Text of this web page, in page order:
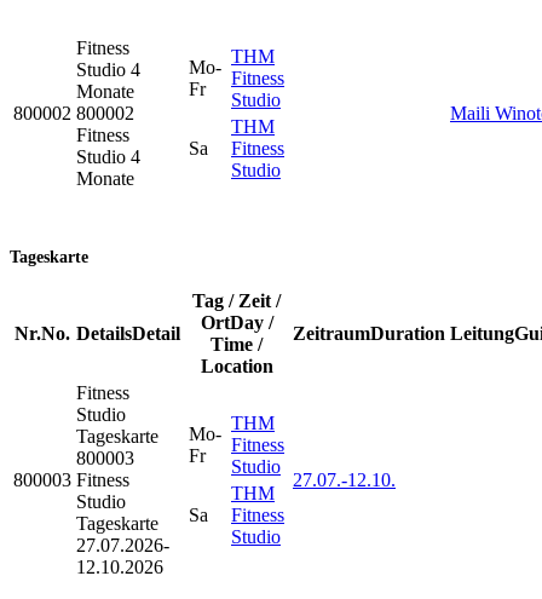
800002
Fitness
Studio 4
Monate
800002
Fitness
Studio 4
Monate
Mo-
Fr
THM
Fitness
Studio
Sa
THM
Fitness
Studio
Maili
Tageskarte
Nr.No. DetailsDetail
Tag / Zeit /
OrtDay /
Time /
Location
ZeitraumDuration Leitung
800003
Fitness
Studio
Tageskarte
800003
Fitness
Studio
Tageskarte
27.07.2026-
12.10.2026
Mo-
Fr
THM
Fitness
Studio
Sa
THM
Fitness
Studio
27.07.-12.10.